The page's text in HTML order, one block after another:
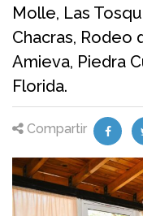
Molle, Las
Chacras, Rodeo
Amieva, Piedra
Florida.
Compartir